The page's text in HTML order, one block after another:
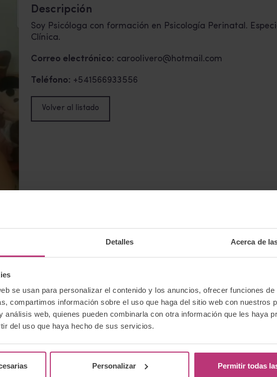
Detalles Acerca de
se usan para personalizar el contenido y los anuncios, ofrecer funciones de
compartimos información sobre el uso que haga del sitio web con nuestros
análisis web, quienes pueden combinarla con otra información que les haya
del uso que haya hecho de sus servicios.
Personalizar Permitir todas
Descripción
Soy Psicóloga con formación en Psicología Perinatal.
Clínica.
Correo electrónico: caroolivero@hotmail.com
Teléfono: +541566933556
Volver al listado
y aplicaciones clínicas